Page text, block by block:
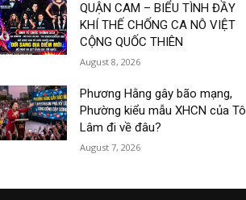
QUẬN CAM – BIỂU TÌNH ĐẦY
KHÍ THẾ CHỐNG CA NÔ VIỆT
CỘNG QUỐC THIÊN
August 8, 2026
Phương Hằng gây bão mạng,
Phường kiểu mẫu XHCN của Tô
Lâm đi về đâu?
August 7, 2026